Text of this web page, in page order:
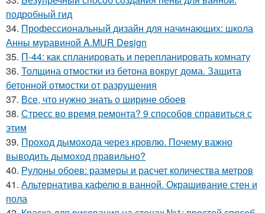
подробный гид
34. Профессиональный дизайн для начинающих: школа
Анны муравиной A.MUR Design
35. П-44: как спланировать и перепланировать комнату
36. Толщина отмостки из бетона вокруг дома. Защита
бетонной отмостки от разрушения
37. Все, что нужно знать о ширине обоев
38. Стресс во время ремонта? 9 способов справиться с
этим
39. Проход дымохода через кровлю. Почему важно
выводить дымоход правильно?
40. Рулоны обоев: размеры и расчет количества метров
41. Альтернатива кафелю в ванной. Окрашивание стен и
пола